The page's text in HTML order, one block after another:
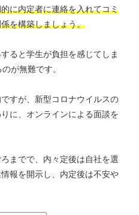
に内定者に連絡を入れてコミ
を構築しましょう。
ると学生が負担を感じてしま
が無難です。
すが、新型コロナウイルスの
に、オンラインによる面談を
までで、内々定後は自社を選
報を開示し、内定後は不安や